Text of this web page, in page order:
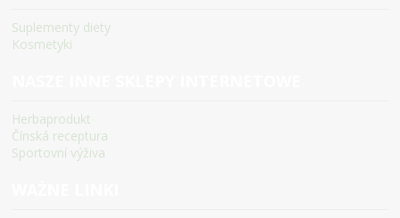
Suplementy diety
Kosmetyki
Herbaprodukt
Čínská receptura
Sportovní výživa